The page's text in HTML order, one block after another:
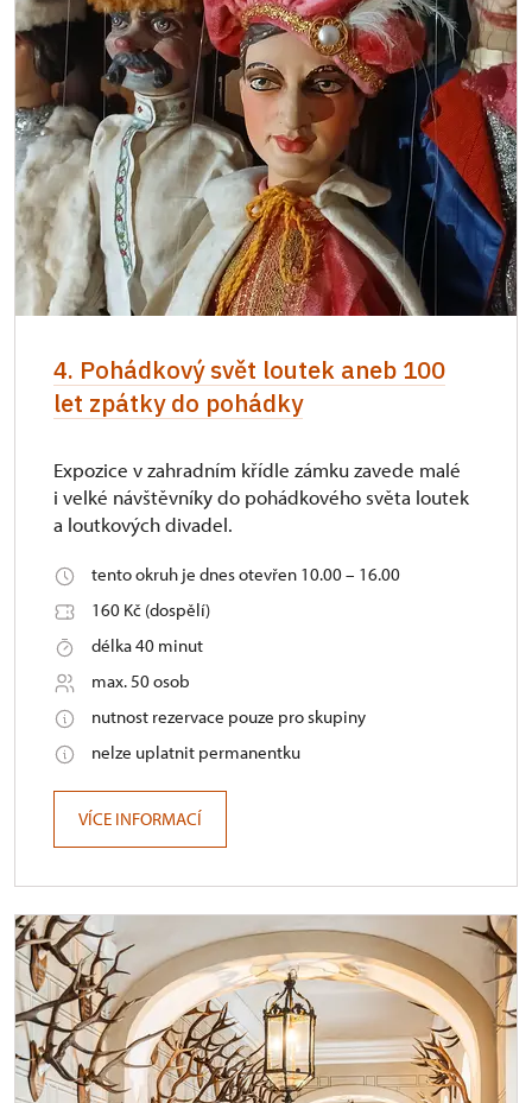
4. Pohádkový svět loutek aneb 100
let zpátky do pohádky
Expozice v zahradním křídle zámku zavede malé
i velké návštěvníky do pohádkového světa loutek
a loutkových divadel.
tento okruh je dnes otevřen 10.00 – 16.00
160 Kč (dospělí)
délka 40 minut
max. 50 osob
nutnost rezervace pouze pro skupiny
nelze uplatnit permanentku
VÍCE INFORMACÍ